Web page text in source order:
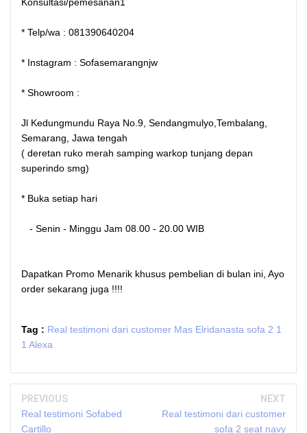
* Telp/wa : 081390640204
* Instagram : Sofasemarangnjw
* Showroom :
Jl Kedungmundu Raya No.9, Sendangmulyo,Tembalang,
Semarang, Jawa tengah
( deretan ruko merah samping warkop tunjang depan
superindo smg)
* Buka setiap hari
- Senin - Minggu Jam 08.00 - 20.00 WIB
Dapatkan Promo Menarik khusus pembelian di bulan ini, Ayo
order sekarang juga !!!!
Tag : Real testimoni dari customer Mas Elridanasta sofa 2 1
1 Alexa
PREVIOUS
Real testimoni Sofabed
Cartillo
NEXT
Real testimoni dari customer
sofa 2 seat navy